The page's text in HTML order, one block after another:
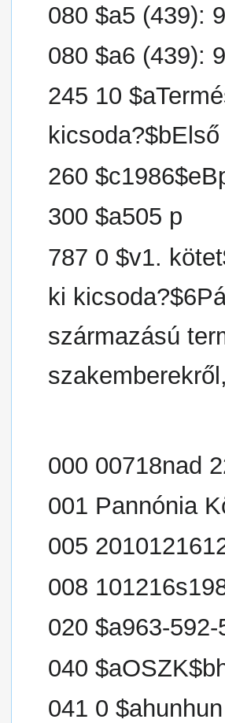
080 $a5 (439):
080 $a6 (439):
245 10
260
300 $a505 p
787 0 $v1.
ki
származású
000 00718nad
001 Pannónia
005
008
020 $a963-
040
041 0 $ahunhun